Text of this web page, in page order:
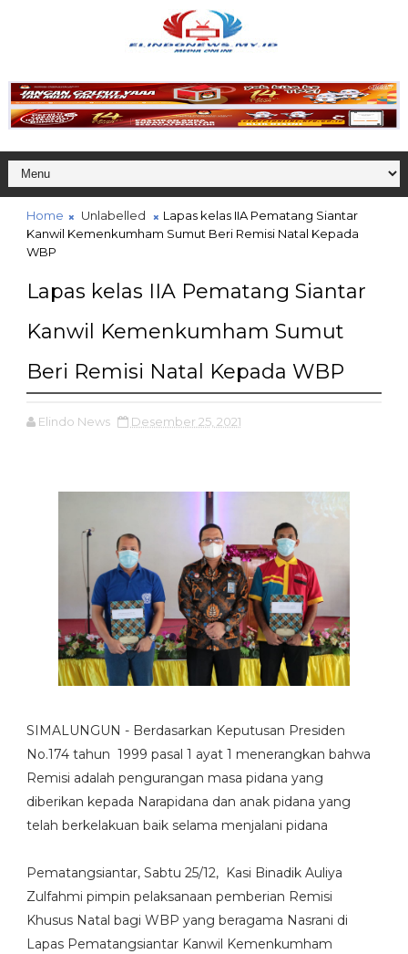
Home Unlabelled
Lapas kelas IIA Pematang Siantar
Kanwil Kemenkumham Sumut Beri Remisi Natal Kepada
WBP
Lapas kelas IIA Pematang Siantar
Kanwil Kemenkumham Sumut
Beri Remisi Natal Kepada WBP
Elindo News Desember 25, 2021
SIMALUNGUN - Berdasarkan Keputusan Presiden
No.174 tahun 1999 pasal 1 ayat 1 menerangkan bahwa
Remisi adalah pengurangan masa pidana yang
diberikan kepada Narapidana dan anak pidana yang
telah berkelakuan baik selama menjalani pidana
Pematangsiantar, Sabtu 25/12, Kasi Binadik Auliya
Zulfahmi pimpin pelaksanaan pemberian Remisi
Khusus Natal bagi WBP yang beragama Nasrani di
Lapas Pematangsiantar Kanwil Kemenkumham